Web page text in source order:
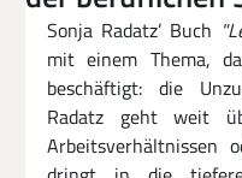
Sonja Radatz’ Buch
mit einem Thema,
beschäftigt: die
Radatz geht weit
Arbeitsverhältnissen